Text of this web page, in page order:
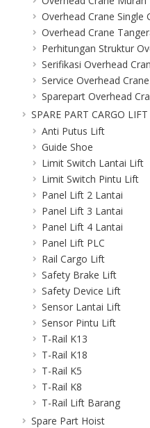
Overhead Crane Single
Overhead Crane
Perhitungan Struktur
Serifikasi Overhead
Service Overhead Crane
Sparepart Overhead
SPARE PART CARGO LIFT
Anti Putus Lift
Guide Shoe
Limit Switch Lantai Lift
Limit Switch Pintu Lift
Panel Lift 2 Lantai
Panel Lift 3 Lantai
Panel Lift 4 Lantai
Panel Lift PLC
Rail Cargo Lift
Safety Brake Lift
Safety Device Lift
Sensor Lantai Lift
Sensor Pintu Lift
T-Rail K13
T-Rail K18
T-Rail K5
T-Rail K8
T-Rail Lift Barang
Spare Part Hoist